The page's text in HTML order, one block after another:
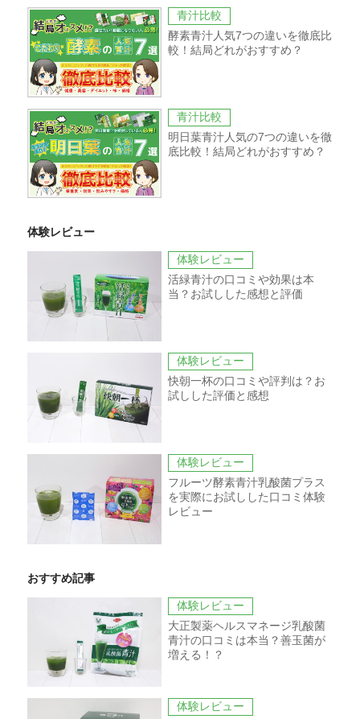
青汁比較
酵素青汁人気7つの違いを徹底比
較！結局どれがおすすめ？
青汁比較
明日葉青汁人気の7つの違いを徹
底比較！結局どれがおすすめ？
体験レビュー
体験レビュー
活緑青汁の口コミや効果は本
当？お試しした感想と評価
体験レビュー
快朝一杯の口コミや評判は？お
試しした評価と感想
体験レビュー
フルーツ酵素青汁乳酸菌プラス
を実際にお試しした口コミ体験
レビュー
おすすめ記事
体験レビュー
大正製薬ヘルスマネージ乳酸菌
青汁の口コミは本当？善玉菌が
増える！？
体験レビュー